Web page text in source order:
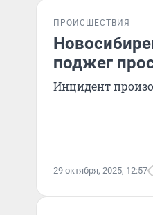
ПРОИСШЕСТВИЯ
поджег
Инцидент
29 октября, 2025, 12:57